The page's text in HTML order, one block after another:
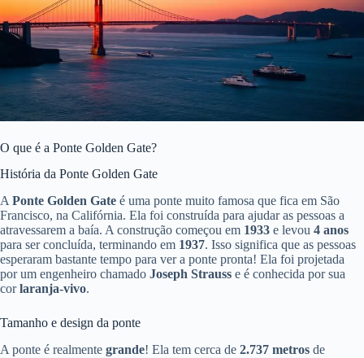
O que é a Ponte Golden Gate?
História da Ponte Golden Gate
A Ponte Golden Gate é uma ponte muito famosa que fica em São
Francisco, na Califórnia. Ela foi construída para ajudar as pessoas a
atravessarem a baía. A construção começou em 1933 e levou 4 anos
para ser concluída, terminando em 1937. Isso significa que as pessoas
esperaram bastante tempo para ver a ponte pronta! Ela foi projetada
por um engenheiro chamado Joseph Strauss e é conhecida por sua
corlaranja-vivo.
Tamanho e design da ponte
A ponte é realmente grande! Ela tem cerca de 2.737 metros de